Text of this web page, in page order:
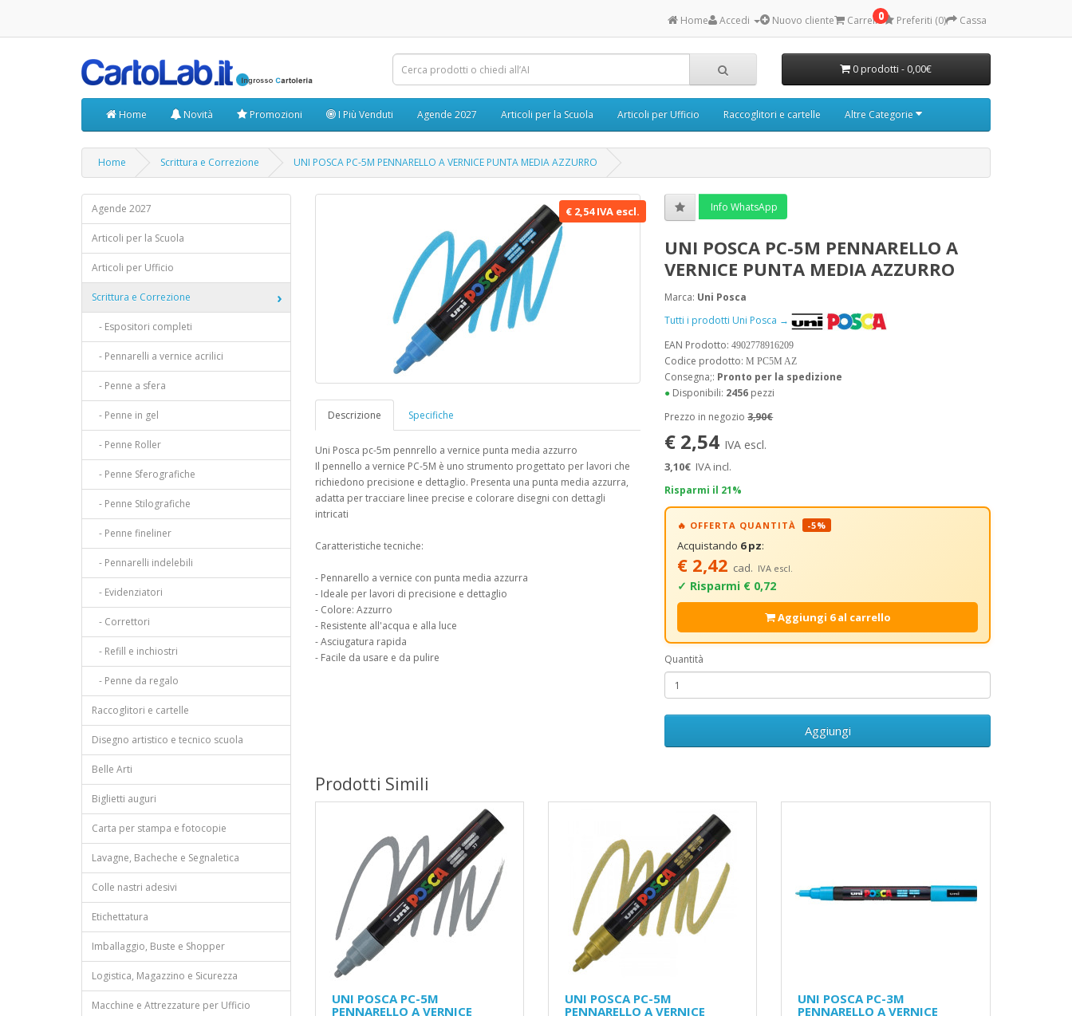
Home Accedi Nuovo cliente 0
Carrello Preferiti (0) Cassa
0 prodotti - 0,00€
Home Novità Promozioni I Più Venduti Agende 2027 Articoli per la Scuola Articoli per Ufficio Raccoglitori e cartelle Altre Categorie
Home Scrittura e Correzione UNI POSCA PC-5M PENNARELLO A VERNICE PUNTA MEDIA AZZURRO
Agende 2027
Articoli per la Scuola
Articoli per Ufficio
Scrittura e Correzione
- Espositori completi
- Pennarelli a vernice acrilici
- Penne a sfera
- Penne in gel
- Penne Roller
- Penne Sferografiche
- Penne Stilografiche
- Penne fineliner
- Pennarelli indelebili
- Evidenziatori
- Correttori
- Refill e inchiostri
- Penne da regalo
Raccoglitori e cartelle
Disegno artistico e tecnico scuola
Belle Arti
Biglietti auguri
Carta per stampa e fotocopie
Lavagne, Bacheche e Segnaletica
Colle nastri adesivi
Etichettatura
Imballaggio, Buste e Shopper
Logistica, Magazzino e Sicurezza
Macchine e Attrezzature per Ufficio
€ 2,54 IVA escl.
Descrizione Specifiche
Uni Posca pc-5m pennrello a vernice punta media azzurro
Il pennello a vernice PC-5M è uno strumento progettato per lavori che
richiedono precisione e dettaglio. Presenta una punta media azzurra,
adatta per tracciare linee precise e colorare disegni con dettagli
intricati
Caratteristiche tecniche:
- Pennarello a vernice con punta media azzurra
- Ideale per lavori di precisione e dettaglio
- Colore: Azzurro
- Resistente all'acqua e alla luce
- Asciugatura rapida
- Facile da usare e da pulire
Info WhatsApp
UNI POSCA PC-5M PENNARELLO A
VERNICE PUNTA MEDIA AZZURRO
Marca: Uni Posca
Tutti i prodotti Uni Posca →
EAN Prodotto:4902778916209
Codice prodotto:M PC5M AZ
Consegna;: Pronto per la spedizione
● Disponibili: 2456 pezzi
Prezzo in negozio3,90€
€ 2,54 IVA escl.
3,10€ IVA incl.
Risparmi il 21%
🔥 OFFERTA QUANTITÀ -5%
Acquistando 6 pz:
€ 2,42 cad. IVA escl.
✓ Risparmi € 0,72
Aggiungi 6 al carrello
Quantità
Aggiungi
Prodotti Simili
UNI POSCA PC-5M
PENNARELLO A VERNICE
UNI POSCA PC-5M
PENNARELLO A VERNICE
UNI POSCA PC-3M
PENNARELLO A VERNICE